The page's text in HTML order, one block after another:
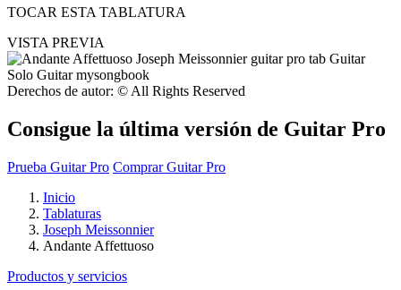
TOCAR ESTA TABLATURA
VISTA PREVIA
Derechos de autor: © All Rights Reserved
Consigue la última versión de Guitar Pro
Prueba Guitar Pro Comprar Guitar Pro
Inicio
Tablaturas
Joseph Meissonnier
Andante Affettuoso
Productos y servicios